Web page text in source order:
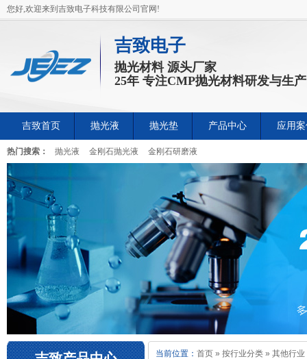
您好,欢迎来到吉致电子科技有限公司官网!
吉致电子
抛光材料 源头厂家
25年 专注CMP抛光材料研发与生产
吉致首页 抛光液 抛光垫 产品中心 应用
热门搜索： 抛光液 金刚石抛光液 金刚石研磨液
当前位置： 首页 » 按行业分类 » 其他行业